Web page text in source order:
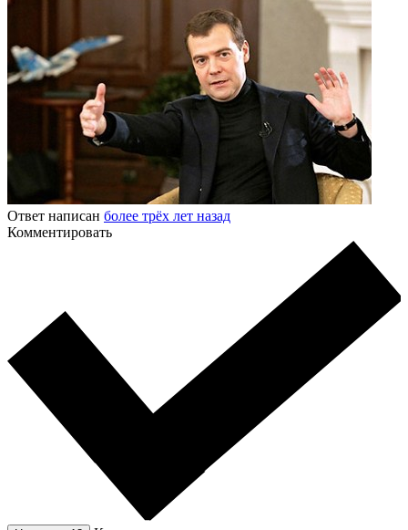
Ответ написан более трёх лет назад
Комментировать